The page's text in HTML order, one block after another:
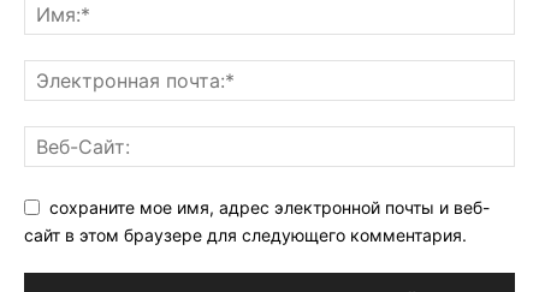
сохраните мое имя, адрес электронной почты и веб-
сайт в этом браузере для следующего комментария.